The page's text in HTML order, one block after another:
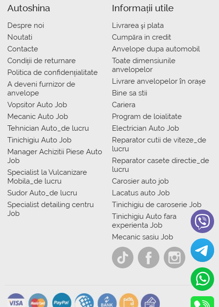
Autoshina
Despre noi
Noutati
Contacte
Condiții de returnare
Politica de confidențialitate
A deveni furnizor de
anvelope
Vopsitor Auto Job
Mecanic Auto Job
Tehnician Auto_de lucru
Tinichigiu Auto Job
Manager Achizitii Piese Auto
Job
Specialist la Vulcanizare
Mobila_de lucru
Sudor Auto_de lucru
Specialist detailing centru
Job
Informații utile
Livrarea şi plata
Сumpăra in credit
Anvelope dupa automobil
Toate dimensiunile
anvelopelor
Livrare anvelopelor în orașe
Bine sa stii
Cariera
Program de loialitate
Electrician Auto Job
Reparator cutii de viteze_de
lucru
Reparator casete directie_de
lucru
Carosier auto job
Lacatus auto Job
Tinichigiu de caroserie Job
Tinichigiu Auto fara
experienta Job
Mecanic sasiu Job